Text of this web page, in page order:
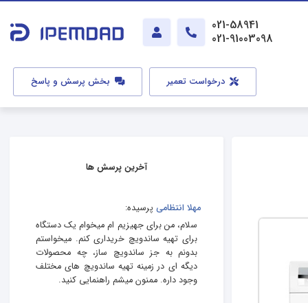
021-58941
021-91003098
درخواست تعمیر بخش پرسش و پاسخ
آخرین پرسش ها
مهلا انتظامی پرسیده:
سلام، من برای جهیزیم ام میخوام یک دستگاه
برای تهیه ساندویچ خریداری کنم. میخواستم
بدونم به جز ساندویچ ساز، چه محصولات
دیگه ای در زمینه تهیه ساندویچ های مختلف
وجود داره. ممنون میشم راهنمایی کنید.